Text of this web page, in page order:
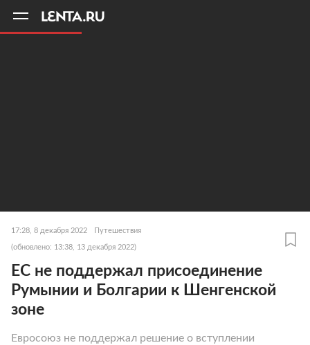
17:28, 8 декабря 2022 Путешествия
(обновлено: 13:38, 13 декабря 2022)
ЕС не поддержал присоединение
Румынии и Болгарии к Шенгенской
зоне
Евросоюз не поддержал решение о вступлении